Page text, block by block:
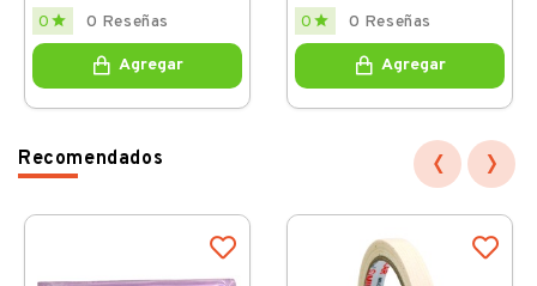
Price
0  0 Reseñas
Agregar
Price
0  0 Reseñas
Agregar
Recomendados ‹ ›